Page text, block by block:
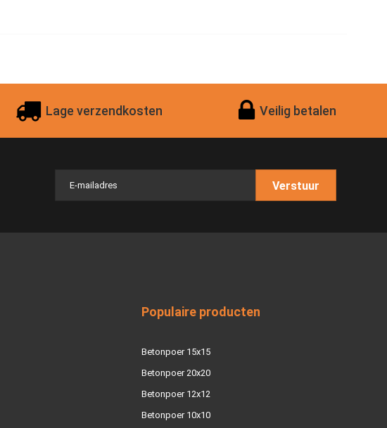
Lage verzendkosten Veilig betalen
Verstuur
Populaire producten
Betonpoer 15x15
Betonpoer 20x20
Betonpoer 12x12
Betonpoer 10x10